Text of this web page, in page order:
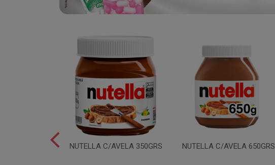
NUTELLA C/AVELA 350GRS NUTELLA C/AVELA 650GRS